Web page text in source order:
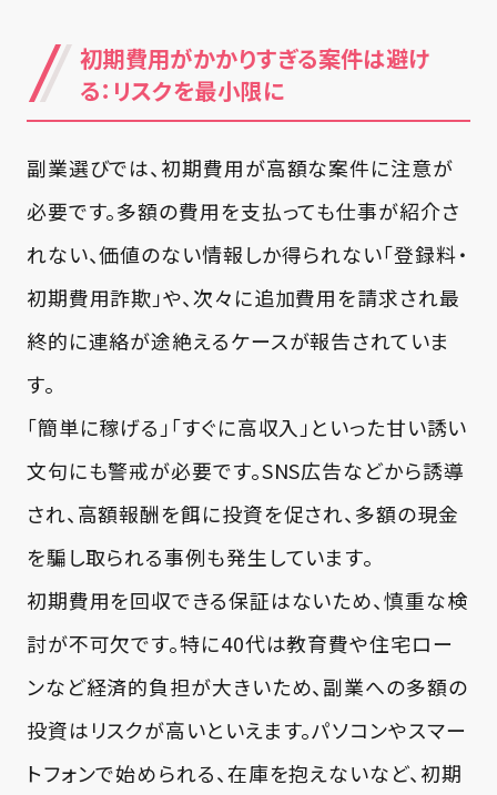
初期費用がかかりすぎる案件は避け
る：リスクを最小限に
副業選びでは、初期費用が高額な案件に注意が
必要です。多額の費用を支払っても仕事が紹介さ
れない、価値のない情報しか得られない「登録料・
初期費用詐欺」や、次々に追加費用を請求され最
終的に連絡が途絶えるケースが報告されていま
す。
「簡単に稼げる」「すぐに高収入」といった甘い誘い
文句にも警戒が必要です。SNS広告などから誘導
され、高額報酬を餌に投資を促され、多額の現金
を騙し取られる事例も発生しています。
初期費用を回収できる保証はないため、慎重な検
討が不可欠です。特に40代は教育費や住宅ロー
ンなど経済的負担が大きいため、副業への多額の
投資はリスクが高いといえます。パソコンやスマー
トフォンで始められる、在庫を抱えないなど、初期